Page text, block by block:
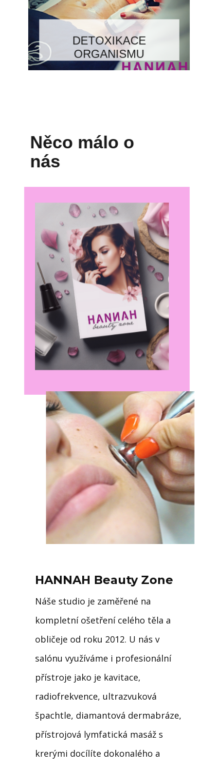
DETOXIKACE
ORGANISMU
Něco málo o
nás
HANNAH Beauty Zone
Náše studio je zaměřené na
kompletní ošetření celého těla a
obličeje od roku 2012. U nás v
salónu využíváme i profesionální
přístroje jako je kavitace,
radiofrekvence, ultrazvuková
špachtle, diamantová dermabráze,
přístrojová lymfatická masáž s
krerými docílíte dokonalého a